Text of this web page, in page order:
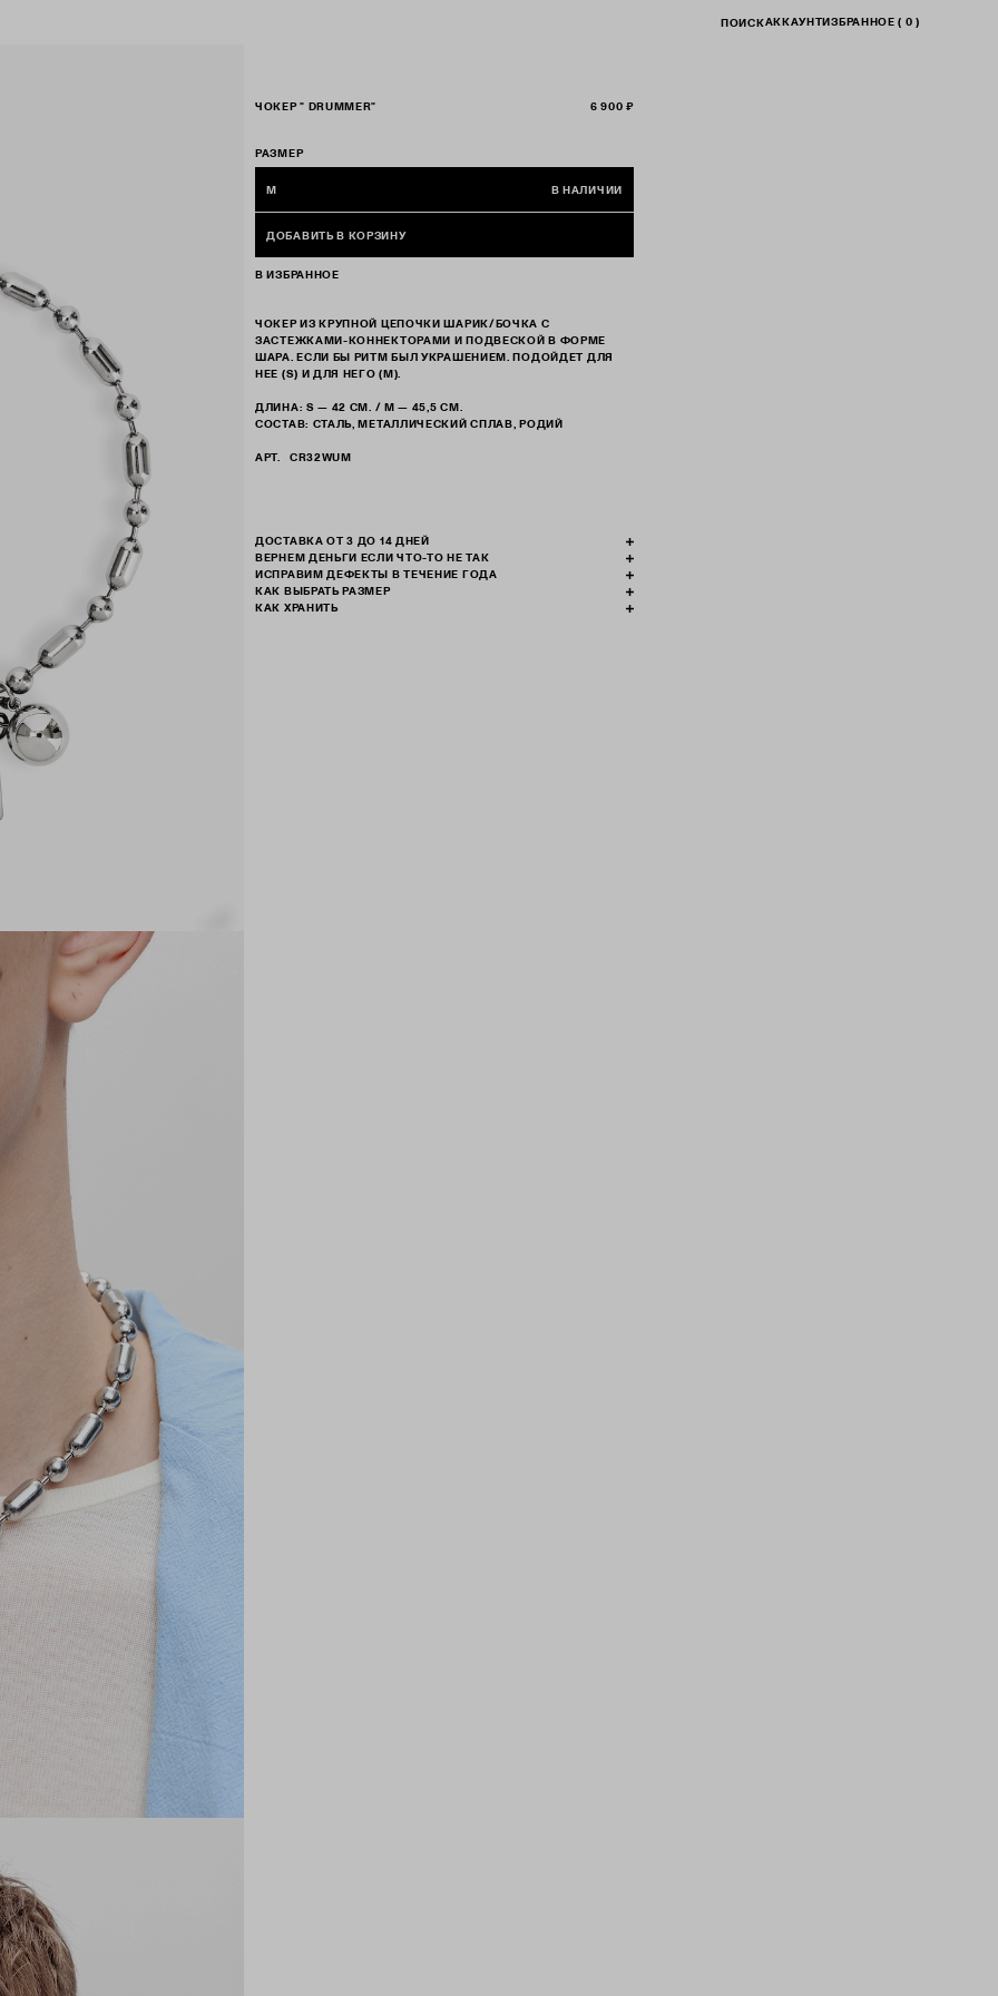
ПОИСКАККАУНТИЗБРАННОЕ ( 0 )
ЧОКЕР " DRUMMER" 6 900 ₽
РАЗМЕР
M В НАЛИЧИИ
ДОБАВИТЬ В КОРЗИНУ
В ИЗБРАННОЕ
ЧОКЕР ИЗ КРУПНОЙ ЦЕПОЧКИ ШАРИК/БОЧКА С
ЗАСТЕЖКАМИ-КОННЕКТОРАМИ И ПОДВЕСКОЙ В ФОРМЕ
ШАРА. ЕСЛИ БЫ РИТМ БЫЛ УКРАШЕНИЕМ. ПОДОЙДЕТ ДЛЯ
НЕЕ (S) И ДЛЯ НЕГО (M).
ДЛИНА: S — 42 СМ. / M — 45,5 СМ.
СОСТАВ: СТАЛЬ, МЕТАЛЛИЧЕСКИЙ СПЛАВ, РОДИЙ
АРТ. CR32WUM
ДОСТАВКА ОТ 3 ДО 14 ДНЕЙ
ВЕРНЕМ ДЕНЬГИ ЕСЛИ ЧТО-ТО НЕ ТАК
ИСПРАВИМ ДЕФЕКТЫ В ТЕЧЕНИЕ ГОДА
КАК ВЫБРАТЬ РАЗМЕР
КАК ХРАНИТЬ